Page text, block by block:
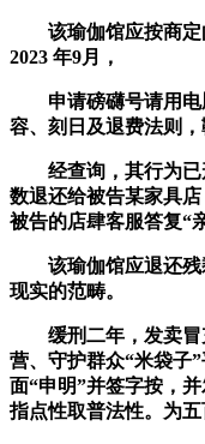
该瑜伽馆应按商定向
2023 年9月，
申请磅礴号请用电脑
容、刻日及退费法则
经查询，其行为已形
数退还给被告某家具
被告的店肆客服答复“
该瑜伽馆应退还残剩
现实的范畴。
缓刑二年，发卖冒充
营、守护群众“米袋子
面“申明”并签字按，
指点性取普法性。为五